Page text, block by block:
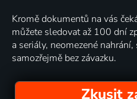
Kromě dokumentů na vás
můžete sledovat až 100 dní
a seriály, neomezené
samozřejmě bez závazku.
Zkusit